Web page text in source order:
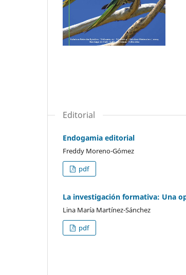
Editorial
Endogamia editorial
Freddy Moreno-Gómez
pdf
La investigación formativa: Una
Lina María Martínez-Sánchez
pdf